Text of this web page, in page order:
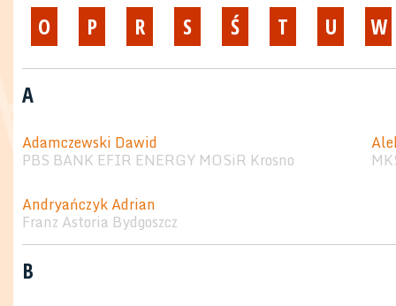
O
P R S Ś T U W
A
Adamczewski Dawid
PBS BANK EFIR ENERGY MOSiR Krosno
Andryańczyk Adrian
Franz Astoria Bydgoszcz
B